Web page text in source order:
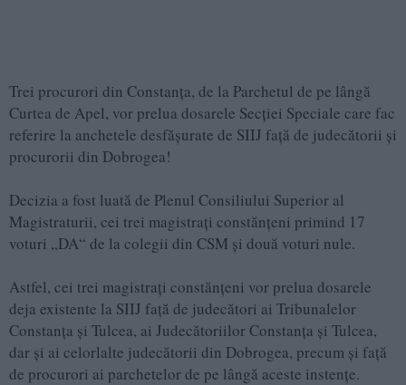
Trei procurori din Constanţa, de la Parchetul de pe lângă
Curtea de Apel, vor prelua dosarele Secţiei Speciale care fac
referire la anchetele desfăşurate de SIIJ faţă de judecătorii şi
procurorii din Dobrogea!
Decizia a fost luată de Plenul Consiliului Superior al
Magistraturii, cei trei magistraţi constănţeni primind 17
voturi „DA“ de la colegii din CSM şi două voturi nule.
Astfel, cei trei magistraţi constănţeni vor prelua dosarele
deja existente la SIIJ faţă de judecători ai Tribunalelor
Constanţa şi Tulcea, ai Judecătoriilor Constanţa şi Tulcea,
dar şi ai celorlalte judecătorii din Dobrogea, precum şi faţă
de procurori ai parchetelor de pe lângă aceste instenţe.